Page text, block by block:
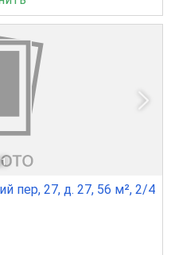
пер, 27, д. 27, 56 м², 2/4